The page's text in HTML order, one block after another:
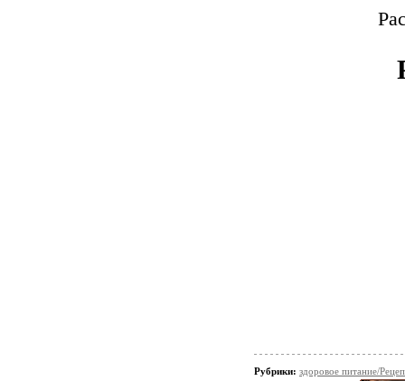
Рубрики: здоровое питание/